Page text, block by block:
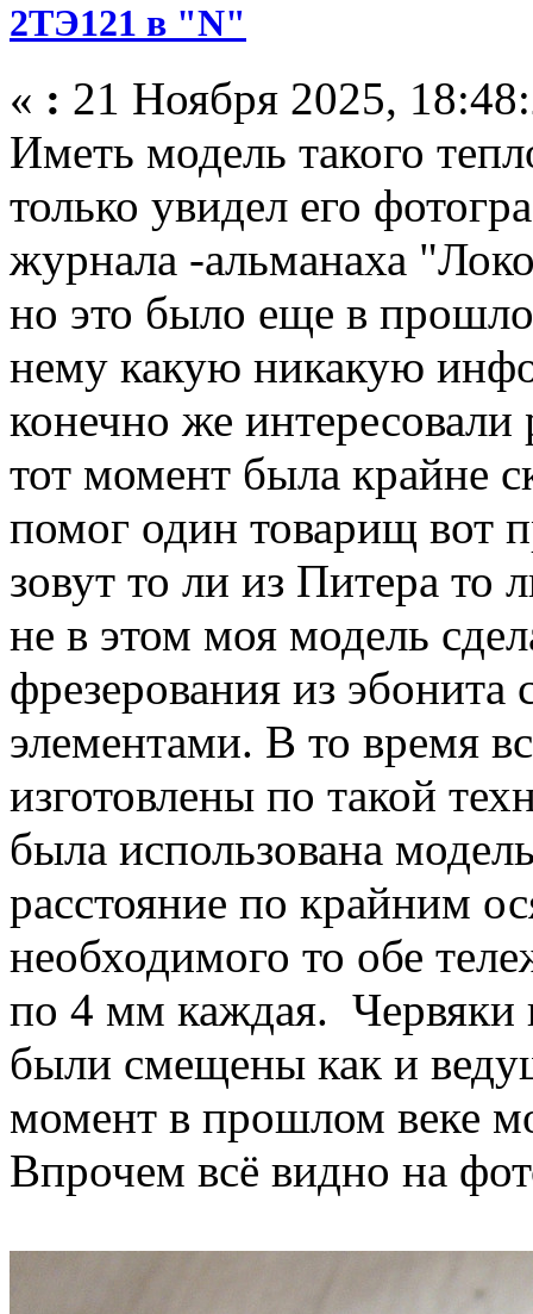
2ТЭ121 в "N"
« : 21 Ноября 2025,
Иметь модель такого
только увидел его
журнала -альманаха
но это было еще в
нему какую никакую
конечно же
тот момент была крайне
помог один товарищ вот
зовут то ли из Питера то
не в этом моя модель
фрезерования из
элементами. В то время
изготовлены по такой
была использована
расстояние по крайним
необходимого то обе
по 4 мм каждая. Червяки
были смещены как и
момент в прошлом веке
Впрочем всё видно на